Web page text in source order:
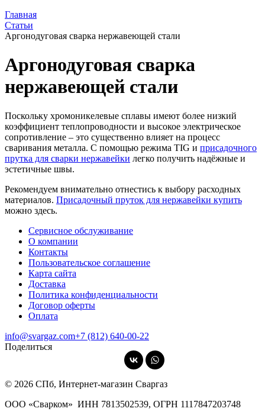
Главная
Статьи
Аргонодуговая сварка нержавеющей стали
Аргонодуговая сварка
нержавеющей стали
Поскольку хромоникелевые сплавы имеют более низкий
коэффициент теплопроводности и высокое электрическое
сопротивление – это существенно влияет на процесс
сваривания металла. С помощью режима TIG и присадочного
прутка для сварки нержавейки легко получить надёжные и
эстетичные швы.
Рекомендуем внимательно отнестись к выбору расходных
материалов. Присадочный пруток для нержавейки купить
можно здесь.
Сервисное обслуживание
О компании
Контакты
Пользовательское соглашение
Карта сайта
Доставка
Политика конфиденциальности
Договор оферты
Оплата
info@svargaz.com+7 (812) 640‑00‑22
Поделиться
© 2026 СПб, Интернет-магазин Сваргаз
ООО «Сварком» ИНН 7813502539, ОГРН 1117847203748